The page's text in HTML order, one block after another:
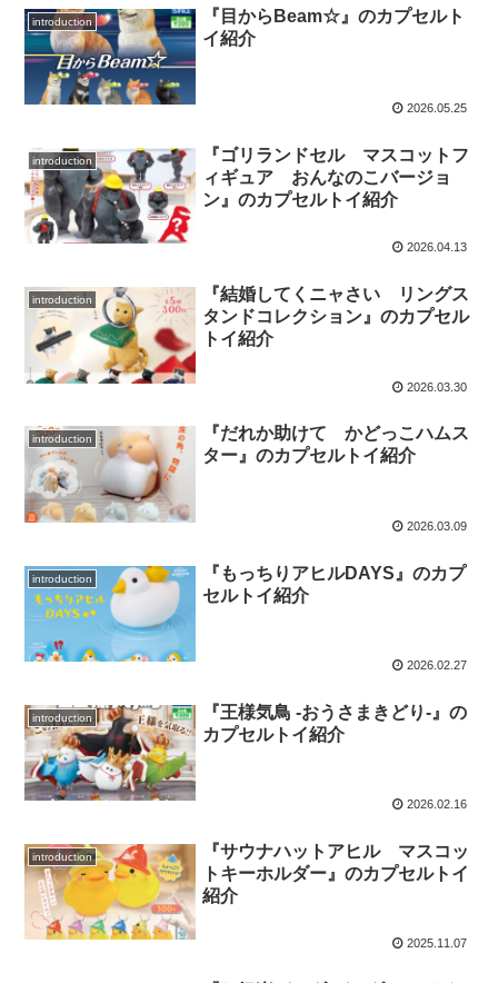
introduction
『目からBeam☆』のカプセルト
イ紹介
2026.05.25
introduction
『ゴリランドセル マスコットフ
ィギュア おんなのこバージョ
ン』のカプセルトイ紹介
2026.04.13
introduction
『結婚してくニャさい リングス
タンドコレクション』のカプセル
トイ紹介
2026.03.30
introduction
『だれか助けて かどっこハムス
ター』のカプセルトイ紹介
2026.03.09
introduction
『もっちりアヒルDAYS』のカプ
セルトイ紹介
2026.02.27
introduction
『王様気鳥 -おうさまきどり-』の
カプセルトイ紹介
2026.02.16
introduction
『サウナハットアヒル マスコッ
トキーホルダー』のカプセルトイ
紹介
2025.11.07